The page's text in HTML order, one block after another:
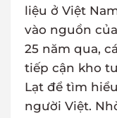
liệu ở Việt
vào nguồn
25 năm qua,
tiếp cận kho
Lạt để tìm
người Việt.